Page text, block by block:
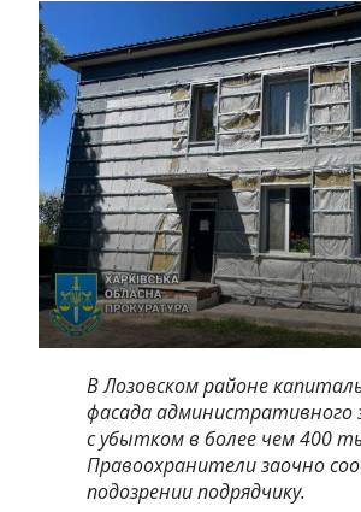
В Лозовском районе
фасада административного
с убытком в более чем 400
Правоохранители заочно
подозрении подрядчику.